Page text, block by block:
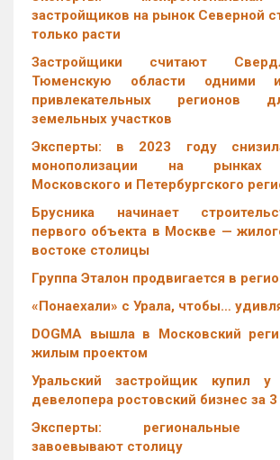
застройщиков на рынок Северной
только расти
Застройщики считают
Тюменскую области одними
привлекательных регионов
земельных участков
Эксперты: в 2023 году
монополизации на рынках
Московского и Петербургского
Брусника начинает
первого объекта в Москве —
востоке столицы
Группа Эталон продвигается в
«Понаехали» с Урала, чтобы…
DOGMA вышла в Московский
жилым проектом
Уральский застройщик купил у
девелопера ростовский бизнес за
Эксперты: региональные
завоевывают столицу